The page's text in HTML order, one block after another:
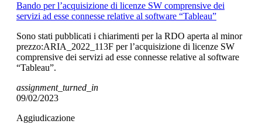
Bando per l’acquisizione di licenze SW comprensive dei
servizi ad esse connesse relative al software “Tableau”
Sono stati pubblicati i chiarimenti per la RDO aperta al minor
prezzo:ARIA_2022_113F per l’acquisizione di licenze SW
comprensive dei servizi ad esse connesse relative al software
“Tableau”.
assignment_turned_in
09/02/2023
Aggiudicazione